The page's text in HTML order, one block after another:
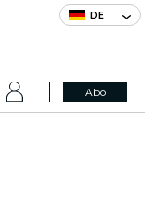
DE
Abo